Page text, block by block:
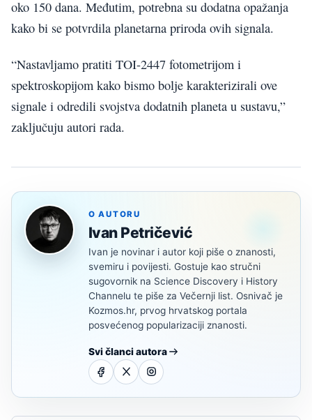
oko 150 dana. Međutim, potrebna su dodatna opažanja
kako bi se potvrdila planetarna priroda ovih signala.
“Nastavljamo pratiti TOI-2447 fotometrijom i
spektroskopijom kako bismo bolje karakterizirali ove
signale i odredili svojstva dodatnih planeta u sustavu,”
zaključuju autori rada.
O AUTORU
Ivan Petričević
Ivan je novinar i autor koji piše o znanosti,
svemiru i povijesti. Gostuje kao stručni
sugovornik na Science Discovery i History
Channelu te piše za Večernji list. Osnivač je
Kozmos.hr, prvog hrvatskog portala
posvećenog popularizaciji znanosti.
Svi članci autora